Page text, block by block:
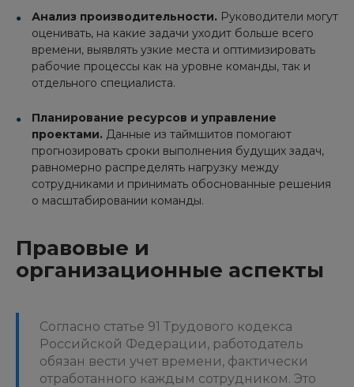
Анализ производительности. Руководители могут
оценивать, на какие задачи уходит больше всего
времени, выявлять узкие места и оптимизировать
рабочие процессы как на уровне команды, так и
отдельного специалиста.
Планирование ресурсов и управление
проектами. Данные из таймшитов помогают
прогнозировать сроки выполнения будущих задач,
равномерно распределять нагрузку между
сотрудниками и принимать обоснованные решения
о масштабировании команды.
Правовые и
организационные аспекты
Согласно статье 91 Трудового кодекса
Российской Федерации, работодатель
обязан вести учет времени, фактически
отработанного каждым сотрудником. Это